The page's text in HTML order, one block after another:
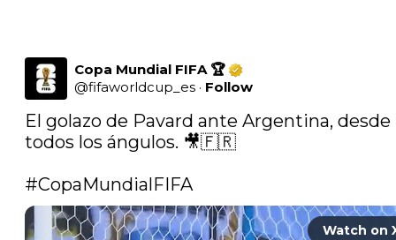
Copa Mundial FIFA 🏆
@fifaworldcup_es · Follow
El golazo de Pavard ante Argentina, desde
todos los ángulos. 🎥🇫🇷
#CopaMundialFIFA
Watch on